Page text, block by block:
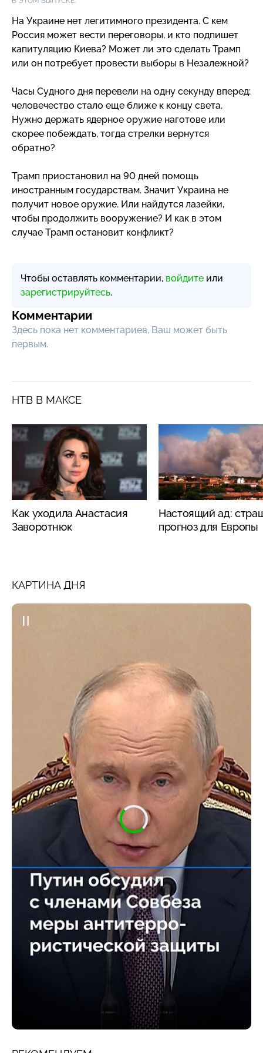
На Украине нет легитимного президента. С кем
Россия может вести переговоры, и кто подпишет
капитуляцию Киева? Может ли это сделать Трамп
или он потребует провести выборы в Незалежной?
Часы Судного дня перевели на одну секунду вперед:
человечество стало еще ближе к концу света.
Нужно держать ядерное оружие наготове или
скорее побеждать, тогда стрелки вернутся
обратно?
Трамп приостановил на 90 дней помощь
иностранным государствам. Значит Украина не
получит новое оружие. Или найдутся лазейки,
чтобы продолжить вооружение? И как в этом
случае Трамп остановит конфликт?
Чтобы оставлять комментарии, войдите или
зарегистрируйтесь.
Комментарии
Здесь пока нет комментариев, Ваш может быть
первым.
НТВ В МАКСЕ
Как уходила Анастасия
Заворотнюк
Настоящий ад:
прогноз для Европы
КАРТИНА ДНЯ